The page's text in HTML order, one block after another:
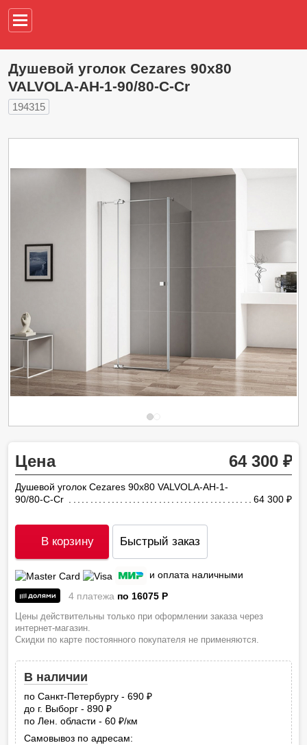
Душевой уголок Cezares 90х80
VALVOLA-AH-1-90/80-C-Cr
194315
Цена 64 300
Душевой уголок Cezares 90х80 VALVOLA-AH-1-
90/80-C-Cr
64 300
В корзину Быстрый заказ
и оплата наличными
4 платежа по 16075 P
Цены действительны только при оформлении заказа через
интернет-магазин.
Скидки по карте постоянного покупателя не применяются.
В наличии
по Санкт-Петербургу - 690
до г. Выборг - 890
по Лен. области - 60
руб.
/км
Самовывоз по адресам: